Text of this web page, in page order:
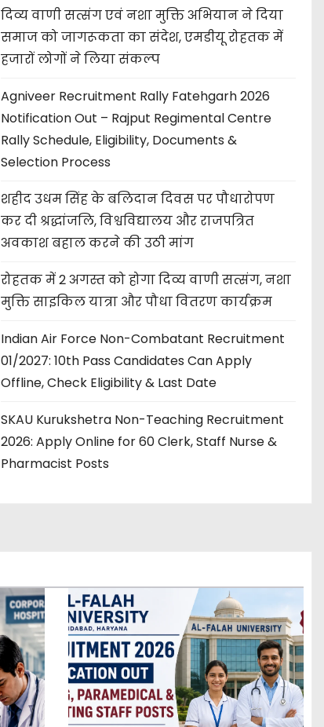
दिव्य वाणी सत्संग एवं नशा मुक्ति अभियान ने दिया
समाज को जागरूकता का संदेश, एमडीयू रोहतक में
हजारों लोगों ने लिया संकल्प
Agniveer Recruitment Rally Fatehgarh 2026
Notification Out – Rajput Regimental Centre
Rally Schedule, Eligibility, Documents &
Selection Process
शहीद उधम सिंह के बलिदान दिवस पर पौधारोपण
कर दी श्रद्धांजलि, विश्वविद्यालय और राजपत्रित
अवकाश बहाल करने की उठी मांग
रोहतक में 2 अगस्त को होगा दिव्य वाणी सत्संग, नशा
मुक्ति साइकिल यात्रा और पौधा वितरण कार्यक्रम
Indian Air Force Non-Combatant Recruitment
01/2027: 10th Pass Candidates Can Apply
Offline, Check Eligibility & Last Date
SKAU Kurukshetra Non-Teaching Recruitment
2026: Apply Online for 60 Clerk, Staff Nurse &
Pharmacist Posts